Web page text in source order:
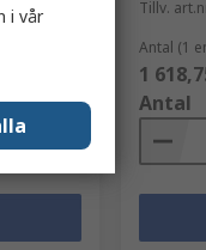
Tillv.
Antal (1
1
Antal
i vår